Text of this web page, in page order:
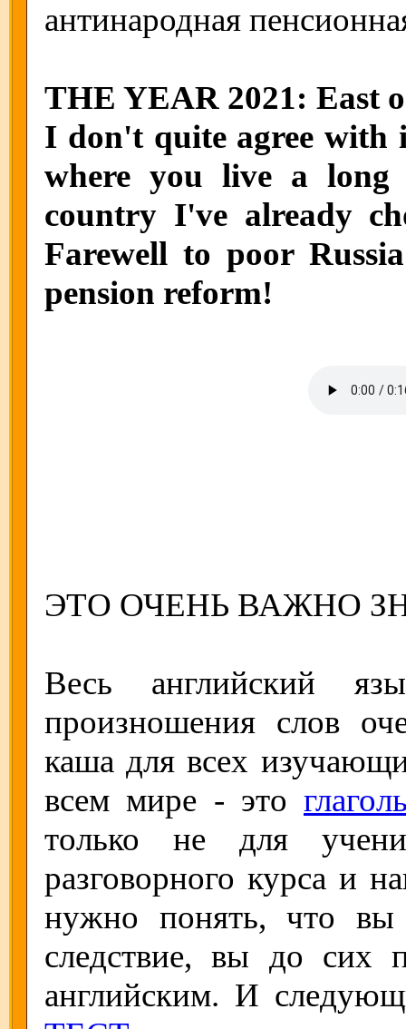
антинародная
THE YEAR 2021: East
I don't quite agree with
where you live a
country I've already
Farewell to poor
pension reform!
ЭТО ОЧЕНЬ ВАЖНО
Весь английский
произношения слов
каша для всех
всем мире - это
только не для
разговорного курса и
нужно понять, что
следствие, вы до сих
английским. И